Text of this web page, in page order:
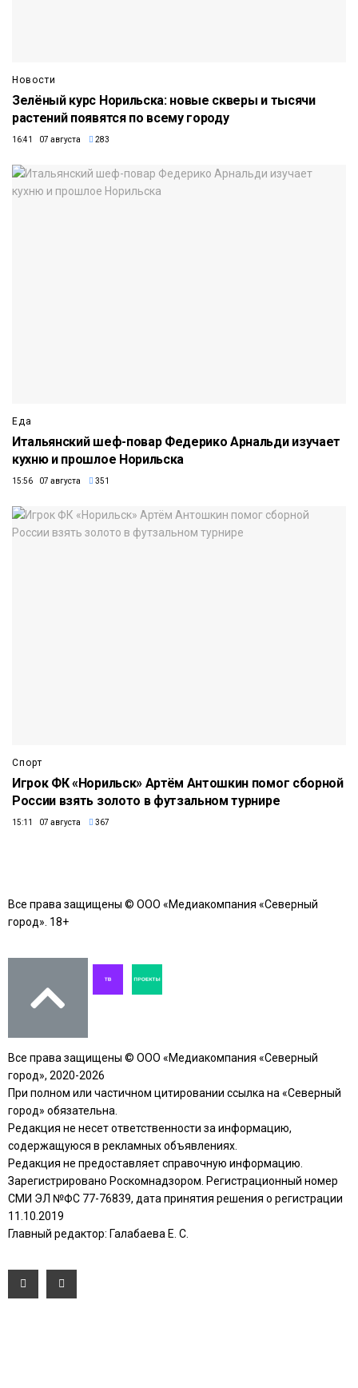
Новости
Зелёный курс Норильска: новые скверы и тысячи
растений появятся по всему городу
16:41 07 августа 283
Еда
Итальянский шеф-повар Федерико Арнальди изучает
кухню и прошлое Норильска
15:56 07 августа 351
Спорт
Игрок ФК «Норильск» Артём Антошкин помог сборной
России взять золото в футзальном турнире
15:11 07 августа 367
Все права защищены © ООО «Медиакомпания «Северный
город». 18+
Все права защищены © ООО «Медиакомпания «Северный
город», 2020-2026
При полном или частичном цитировании ссылка на «Северный
город» обязательна.
Редакция не несет ответственности за информацию,
содержащуюся в рекламных объявлениях.
Редакция не предоставляет справочную информацию.
Зарегистрировано Роскомнадзором. Регистрационный номер
СМИ ЭЛ №ФС 77-76839, дата принятия решения о регистрации
11.10.2019
Главный редактор: Галабаева Е. С.